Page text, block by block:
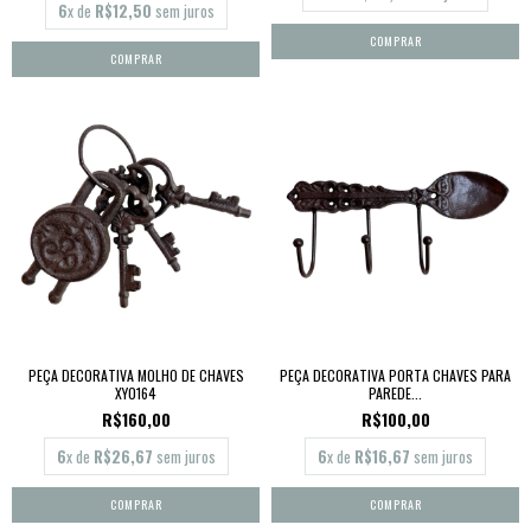
6x de R$12,50 sem juros
PEÇA DECORATIVA MOLHO DE CHAVES
XY0164
R$160,00
6x de R$26,67 sem juros
PEÇA DECORATIVA PORTA CHAVES PARA
PAREDE...
R$100,00
6x de R$16,67 sem juros